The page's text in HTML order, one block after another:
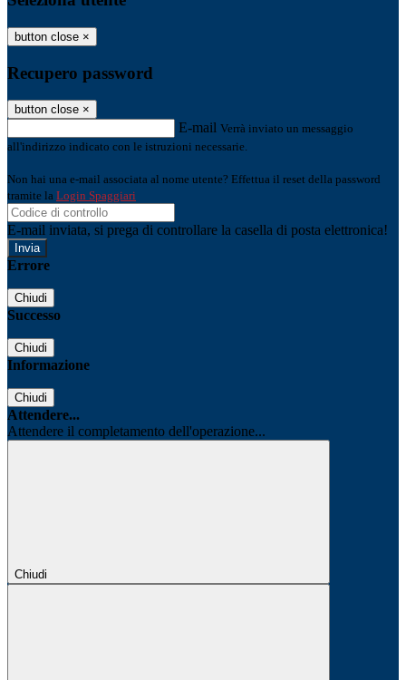
button close ×
Recupero password
button close ×
E-mail Verrà inviato un messaggio
all'indirizzo indicato con le istruzioni necessarie.
Non hai una e-mail associata al nome utente? Effettua il reset della password
tramite la Login Spaggiari
E-mail inviata, si prega di controllare la casella di posta elettronica!
Errore
Chiudi
Successo
Chiudi
Informazione
Chiudi
Attendere...
Attendere il completamento dell'operazione...
Chiudi